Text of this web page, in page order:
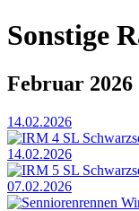
Sonstige
Februar 2026
14.02.2026
IRM 4 SL
14.02.2026
IRM 5 SL
07.02.2026
Senniorenrennen